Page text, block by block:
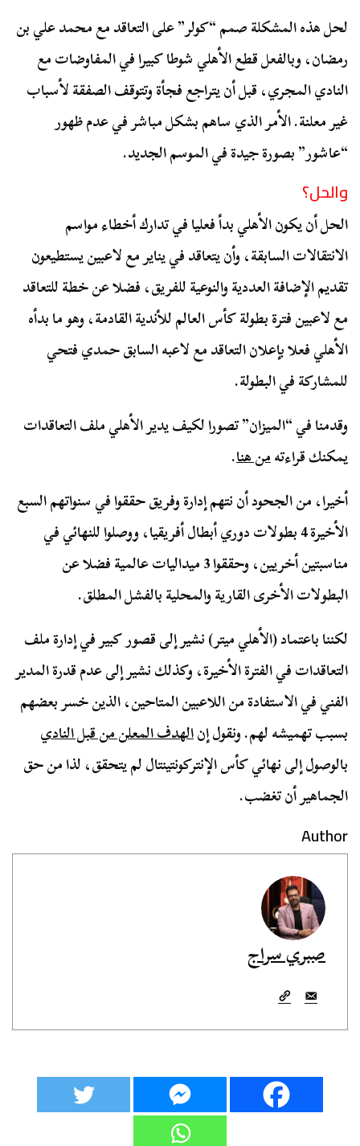
لحل هذه المشكلة صمم “كولر” على التعاقد مع محمد علي بن
رمضان، وبالفعل قطع الأهلي شوطا كبيرا في المفاوضات مع
النادي المجري، قبل أن يتراجع فجأة وتتوقف الصفقة لأسباب
غير معلنة. الأمر الذي ساهم بشكل مباشر في عدم ظهور
“عاشور” بصورة جيدة في الموسم الجديد.
والحل؟
الحل أن يكون الأهلي بدأ فعليا في تدارك أخطاء مواسم
الانتقالات السابقة، وأن يتعاقد في يناير مع لاعبين يستطيعون
تقديم الإضافة العددية والنوعية للفريق، فضلا عن خطة للتعاقد
مع لاعبين فترة بطولة كأس العالم للأندية القادمة، وهو ما بدأه
الأهلي فعلا بإعلان التعاقد مع لاعبه السابق حمدي فتحي
للمشاركة في البطولة.
وقدمنا في “الميزان” تصورا لكيف يدير الأهلي ملف التعاقدات
يمكنك قراءتهمن هنا.
أخيرا، من الجحود أن نتهم إدارة وفريق حققوا في سنواتهم السبع
الأخيرة 4 بطولات دوري أبطال أفريقيا، ووصلوا للنهائي في
مناسبتين أخريين، وحققوا 3 ميداليات عالمية فضلا عن
البطولات الأخرى القارية والمحلية بالفشل المطلق.
لكننا باعتماد (الأهلي ميتر) نشير إلى قصور كبير في إدارة ملف
التعاقدات في الفترة الأخيرة، وكذلك نشير إلى عدم قدرة المدير
الفني في الاستفادة من اللاعبين المتاحين، الذين خسر بعضهم
بسبب تهميشه لهم. ونقول إنالهدف المعلن من قبل النادي
بالوصول إلى نهائي كأس الإنتركونتينتال لم يتحقق، لذا من حق
الجماهير أن تغضب.
Author
صبري سراج